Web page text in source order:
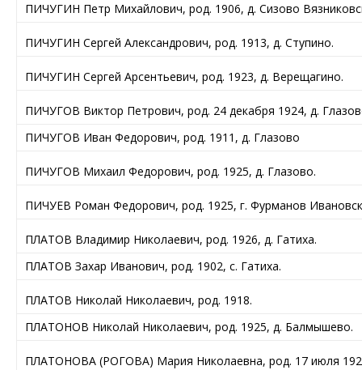
ПИЧУГИН Петр Михайлович, род. 1906, д. Сизово
ПИЧУГИН Сергей Александрович, род. 1913, д. Ступино.
ПИЧУГИН Сергей Арсентьевич, род. 1923, д. Верещагино.
ПИЧУГОВ Виктор Петрович, род. 24 декабря 1924, д.
ПИЧУГОВ Иван Федорович, род. 1911, д. Глазово
ПИЧУГОВ Михаил Федорович, род. 1925, д. Глазово.
ПИЧУЕВ Роман Федорович, род. 1925, г. Фурманов
ПЛАТОВ Владимир Николаевич, род. 1926, д. Гатиха.
ПЛАТОВ Захар Иванович, род. 1902, с. Гатиха.
ПЛАТОВ Николай Николаевич, род. 1918.
ПЛАТОНОВ Николай Николаевич, род. 1925, д. Балмышево.
ПЛАТОНОВА (РОГОВА) Мария Николаевна, род. 17 июля